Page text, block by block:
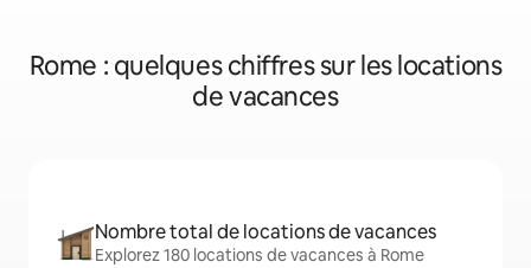
Rome : quelques chiffres sur les locations
de vacances
Nombre total de locations de vacances
Explorez 180 locations de vacances à Rome